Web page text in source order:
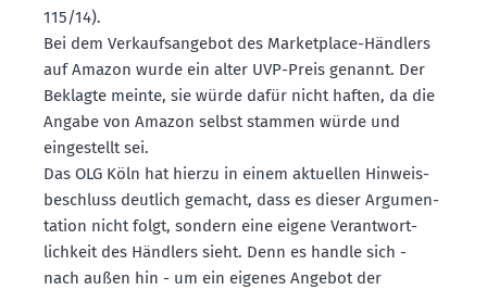
115/14).
Bei dem Verkaufs­an­gebot des Market­place-Händlers
auf Amazon wurde ein alter UVP-Preis genannt. Der
Beklagte meinte, sie würde dafür nicht haften, da die
Angabe von Amazon selbst stammen würde und
einge­stellt sei.
Das OLG Köln hat hierzu in einem aktuellen Hinweis­
be­schluss deutlich gemacht, dass es dieser Argumen­
tation nicht folgt, sondern eine eigene Verant­wort­
lichkeit des Händlers sieht. Denn es handle sich -
nach außen hin - um ein eigenes Angebot der